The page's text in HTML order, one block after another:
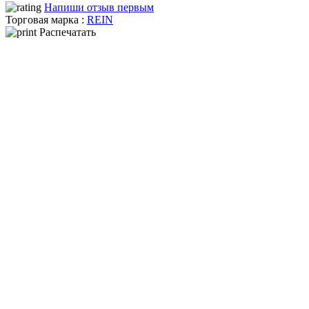
Напиши отзыв первым
Торговая марка : REIN
Распечатать